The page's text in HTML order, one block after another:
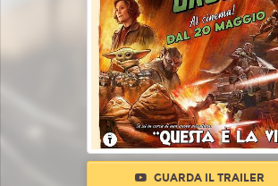
GUARDA IL TRAILER